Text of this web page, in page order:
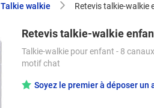
Talkie walkie Retevis talkie-walkie
Retevis talkie-walkie
Talkie-walkie pour enfant - 8
motif chat
Soyez le premier à déposer un